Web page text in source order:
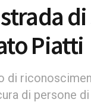
Piatti
di
di persone